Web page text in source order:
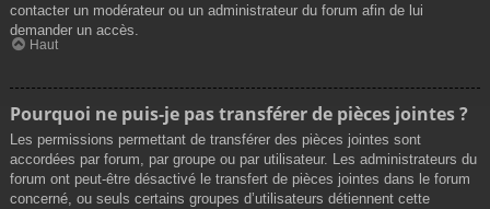
contacter un modérateur ou un administrateur du forum afin de lui
demander un accès.
Haut
Pourquoi ne puis-je pas transférer de pièces jointes ?
Les permissions permettant de transférer des pièces jointes sont
accordées par forum, par groupe ou par utilisateur. Les administrateurs du
forum ont peut-être désactivé le transfert de pièces jointes dans le forum
concerné, ou seuls certains groupes d’utilisateurs détiennent cette